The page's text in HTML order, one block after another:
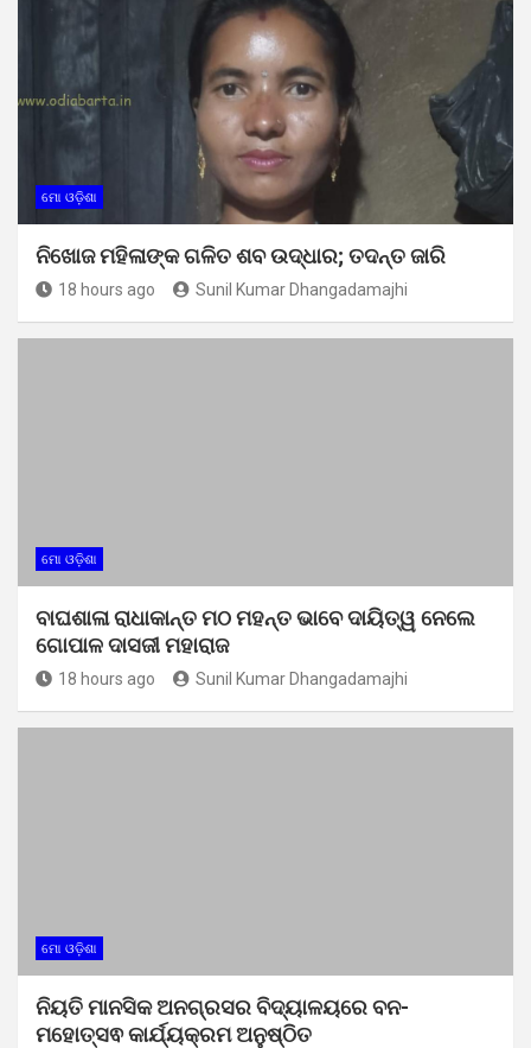
ମୋ ଓଡ଼ିଶା
ନିଖୋଜ ମହିଳାଙ୍କ ଗଳିତ ଶବ ଉଦ୍ଧାର; ତଦନ୍ତ ଜାରି
18 hours ago Sunil Kumar Dhangadamajhi
ମୋ ଓଡ଼ିଶା
ବାଘଶାଳା ରାଧାକାନ୍ତ ମଠ ମହନ୍ତ ଭାବେ ଦାୟିତ୍ୱ ନେଲେ
ଗୋପାଳ ଦାସଜୀ ମହାରାଜ
18 hours ago Sunil Kumar Dhangadamajhi
ମୋ ଓଡ଼ିଶା
ନିୟତି ମାନସିକ ଅନଗ୍ରସର ବିଦ୍ୟାଳୟରେ ବନ-
ମହୋତ୍ସଵ କାର୍ଯ୍ୟକ୍ରମ ଅନୁଷ୍ଠିତ